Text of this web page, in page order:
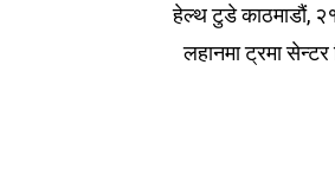
हेल्थ टुडे काठमाडौं,
लहानमा ट्रमा